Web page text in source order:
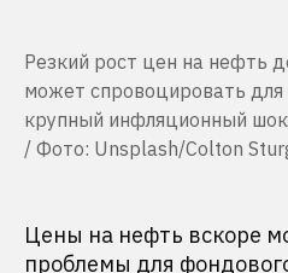
Резкий рост цен на нефть
может спровоцировать
крупный инфляционный
/ Фото: Unsplash/Colton
Цены на нефть вскоре
проблемы для